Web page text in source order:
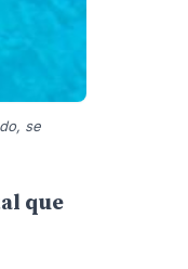
se
que